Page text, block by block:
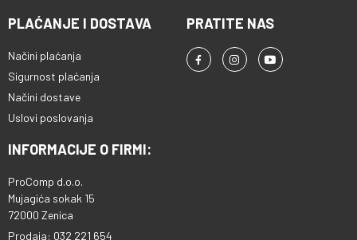
PLAĆANJE I DOSTAVA
Načini plaćanja
Sigurnost plaćanja
Načini dostave
Uslovi poslovanja
PRATITE NAS
INFORMACIJE O FIRMI:
ProComp d.o.o.
Mujagića sokak 15
72000 Zenica
Prodaja: 032 221 654